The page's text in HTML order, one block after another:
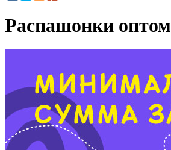
Распашонки оптом